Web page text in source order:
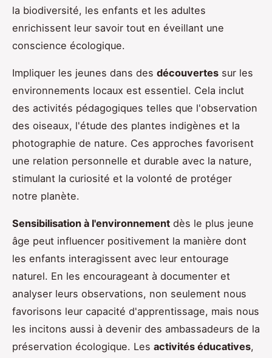
la biodiversité, les enfants et les adultes
enrichissent leur savoir tout en éveillant une
conscience écologique.
Impliquer les jeunes dans des découvertes sur les
environnements locaux est essentiel. Cela inclut
des activités pédagogiques telles que l'observation
des oiseaux, l'étude des plantes indigènes et la
photographie de nature. Ces approches favorisent
une relation personnelle et durable avec la nature,
stimulant la curiosité et la volonté de protéger
notre planète.
Sensibilisation à l'environnement dès le plus jeune
âge peut influencer positivement la manière dont
les enfants interagissent avec leur entourage
naturel. En les encourageant à documenter et
analyser leurs observations, non seulement nous
favorisons leur capacité d'apprentissage, mais nous
les incitons aussi à devenir des ambassadeurs de la
préservation écologique. Les activités éducatives,